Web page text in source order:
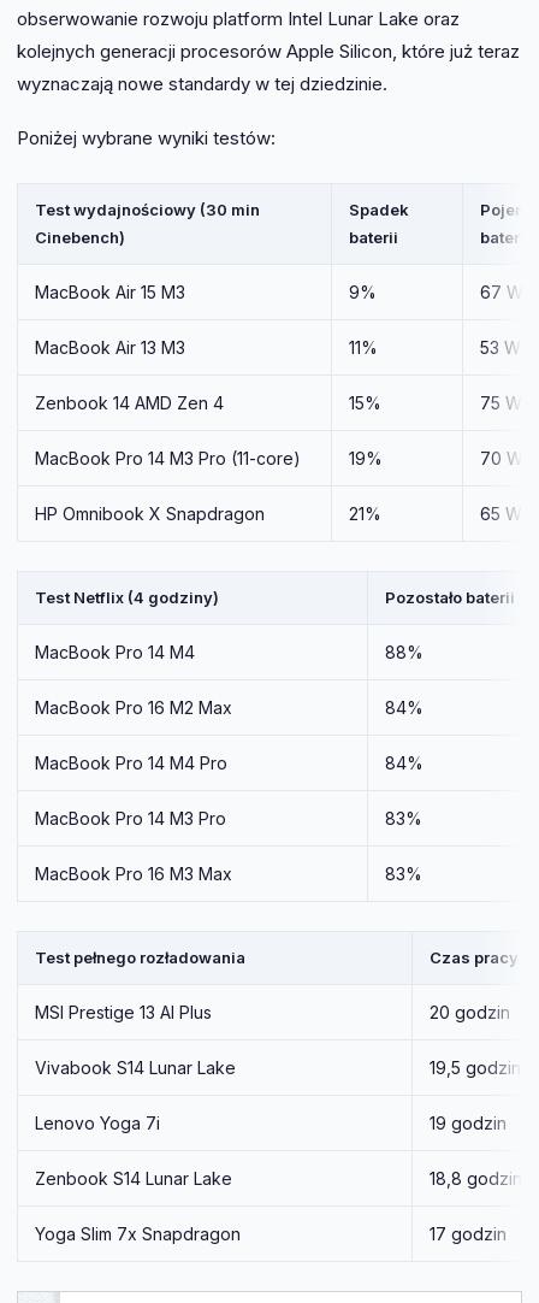
obserwowanie rozwoju platform Intel Lunar Lake oraz
kolejnych generacji procesorów Apple Silicon, które już teraz
wyznaczają nowe standardy w tej dziedzinie.
Poniżej wybrane wyniki testów:
Test wydajnościowy (30 min
Cinebench)
Spadek
baterii
baterii
MacBook Air 15 M3 9% 67 Wh
MacBook Air 13 M3 11% 53 Wh
Zenbook 14 AMD Zen 4 15% 75 Wh
MacBook Pro 14 M3 Pro (11-core) 19% 70 Wh
HP Omnibook X Snapdragon 21% 65 Wh
Test Netflix (4 godziny) Pozostało baterii
MacBook Pro 14 M4 88%
MacBook Pro 16 M2 Max 84%
MacBook Pro 14 M4 Pro 84%
MacBook Pro 14 M3 Pro 83%
MacBook Pro 16 M3 Max 83%
Test pełnego rozładowania Czas pracy
MSI Prestige 13 AI Plus 20 godzin
Vivabook S14 Lunar Lake 19,5 godzin
Lenovo Yoga 7i 19 godzin
Zenbook S14 Lunar Lake 18,8 godzin
Yoga Slim 7x Snapdragon 17 godzin